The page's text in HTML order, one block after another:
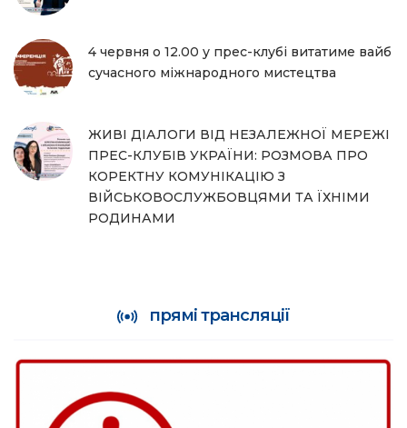
4 червня о 12.00 у прес-клубі витатиме вайб
сучасного міжнародного мистецтва
ЖИВІ ДІАЛОГИ ВІД НЕЗАЛЕЖНОЇ МЕРЕЖІ
ПРЕС-КЛУБІВ УКРАЇНИ: РОЗМОВА ПРО
КОРЕКТНУ КОМУНІКАЦІЮ З
ВІЙСЬКОВОСЛУЖБОВЦЯМИ ТА ЇХНІМИ
РОДИНАМИ
прямі трансляції